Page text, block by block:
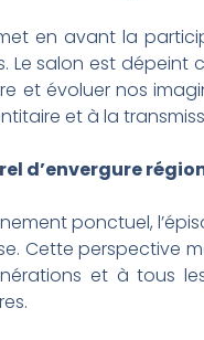
en avant la
Le salon est dépeint
et évoluer nos
et à la
d’envergure
ponctuel,
Cette perspective
et à tous